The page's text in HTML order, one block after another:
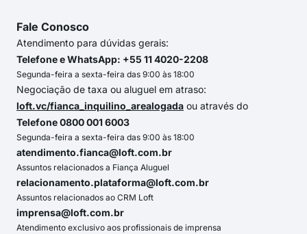
Fale Conosco
Atendimento para dúvidas gerais:
Telefone e WhatsApp: +55 11 4020-2208
Segunda-feira a sexta-feira das 9:00 às 18:00
Negociação de taxa ou aluguel em atraso:
loft.vc/fianca_inquilino_arealogada ou através do
Telefone 0800 001 6003
Segunda-feira a sexta-feira das 9:00 às 18:00
atendimento.fianca@loft.com.br
Assuntos relacionados a Fiança Aluguel
relacionamento.plataforma@loft.com.br
Assuntos relacionados ao CRM Loft
imprensa@loft.com.br
Atendimento exclusivo aos profissionais de imprensa